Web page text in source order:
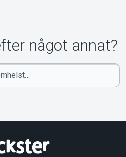
något annat?